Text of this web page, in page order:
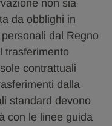
non sia
da obblighi in
dal Regno
trasferimento
contrattuali
dalla
standard devono
con le linee guida